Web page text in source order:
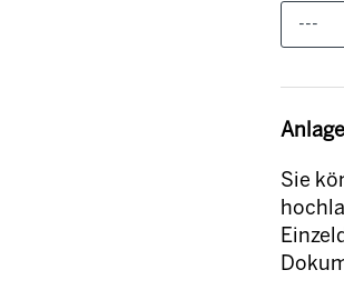
---
Sie